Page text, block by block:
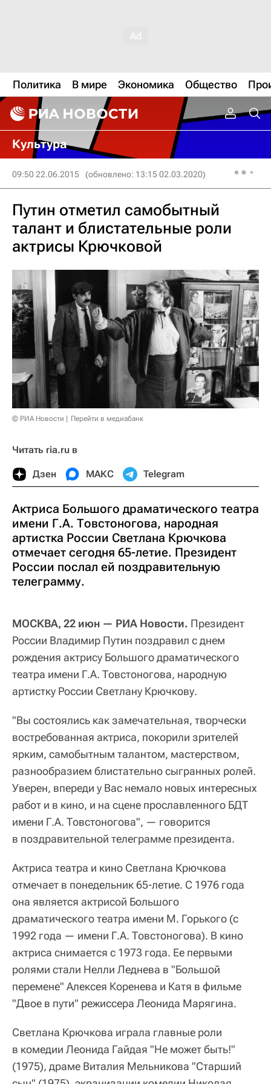
Политика В мире Экономика Общество
Культура
09:50 22.06.2015 (обновлено: 13:15 02.03.2020)
Путин отметил самобытный
талант и блистательные роли
актрисы Крючковой
© РИА Новости Перейти в медиабанк
Читать ria.ru в
Дзен МАКС Telegram
Актриса Большого драматического театра
имени Г.А. Товстоногова, народная
артистка России Светлана Крючкова
отмечает сегодня 65-летие. Президент
России послал ей поздравительную
телеграмму.
МОСКВА, 22 июн — РИА Новости. Президент
России Владимир Путин поздравил с днем
рождения актрису Большого драматического
театра имени Г.А. Товстоногова, народную
артистку России Светлану Крючкову.
"Вы состоялись как замечательная, творчески
востребованная актриса, покорили зрителей
ярким, самобытным талантом, мастерством,
разнообразием блистательно сыгранных ролей.
Уверен, впереди у Вас немало новых интересных
работ и в кино, и на сцене прославленного БДТ
имени Г.А. Товстоногова", — говорится
в поздравительной телеграмме президента.
Актриса театра и кино Светлана Крючкова
отмечает в понедельник 65-летие. С 1976 года
она является актрисой Большого
драматического театра имени М. Горького (с
1992 года — имени Г.А. Товстоногова). В кино
актриса снимается с 1973 года. Ее первыми
ролями стали Нелли Леднева в "Большой
перемене" Алексея Коренева и Катя в фильме
"Двое в пути" режиссера Леонида Марягина.
Светлана Крючкова играла главные роли
в комедии Леонида Гайдая "Не может быть!"
(1975), драме Виталия Мельникова "Старший